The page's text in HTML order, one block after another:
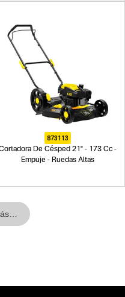
873113
De Césped 21" - 173 Cc -
Empuje - Ruedas Altas